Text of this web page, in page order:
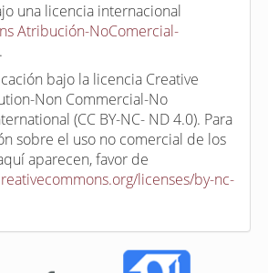
una licencia internacional
Atribución-NoComercial-
.
bajo la licencia Creative
Non Commercial-No
(CC BY-NC- ND 4.0). Para
sobre el uso no comercial de los
aparecen, favor de
licenses/by-nc-